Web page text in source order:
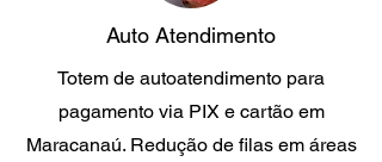
Auto Atendimento
Totem de autoatendimento para
pagamento via PIX e cartão em
Maracanaú. Redução de filas em áreas